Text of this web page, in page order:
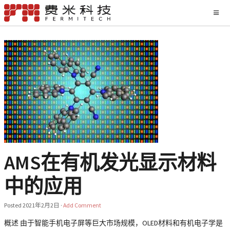
AMS在有机发光显示材料
中的应用
Posted 2021年2月2日 · Add Comment
概述 由于智能手机电子屏等巨大市场规模，OLED材料和有机电子学是